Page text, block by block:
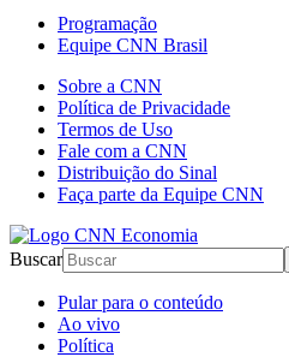
Programação
Equipe CNN Brasil
Sobre a CNN
Política de Privacidade
Termos de Uso
Fale com a CNN
Distribuição do Sinal
Faça parte da Equipe CNN
Buscar
Pular para o conteúdo
Ao vivo
Política